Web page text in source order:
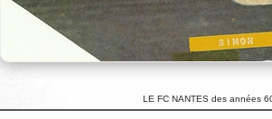
LE FC NANTES des années